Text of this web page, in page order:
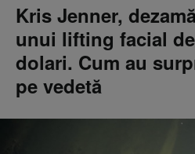
Kris Jenner,
unui lifting facial
dolari. Cum au
pe vedetă